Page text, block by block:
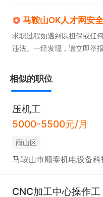
公司提供职业培、训，
级住宿，工作餐等福利
马鞍山OK人才网安
求职过程如遇到以担保或任
违法。一经发现，请立即举
相似的职位
压机工
5000-5500元/月
雨山区
马鞍山市顺泰机电设备科
CNC加工中心操作工